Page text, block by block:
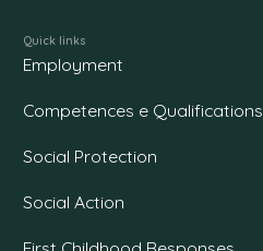
Quick links
Employment
Competences e Qualifications
Social Protection
Social Action